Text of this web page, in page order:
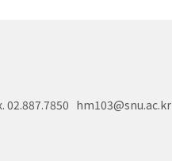
02.887.7850 hm103@snu.ac.kr